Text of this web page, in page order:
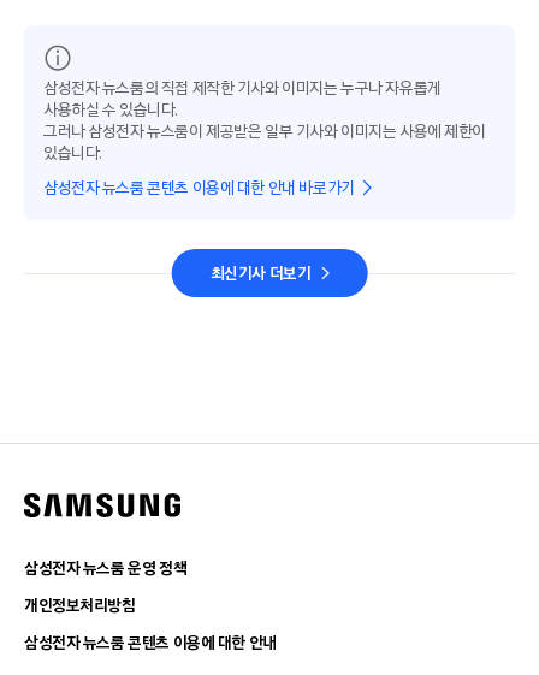
삼성전자 뉴스룸의 직접 제작한 기사와 이미지는 누구나 자유롭게
사용하실 수 있습니다.
그러나 삼성전자 뉴스룸이 제공받은 일부 기사와 이미지는 사용에 제한이
있습니다.
삼성전자 뉴스룸 콘텐츠 이용에 대한 안내 바로가기
최신기사 더보기
삼성전자 뉴스룸 운영 정책
개인정보처리방침
삼성전자 뉴스룸 콘텐츠 이용에 대한 안내